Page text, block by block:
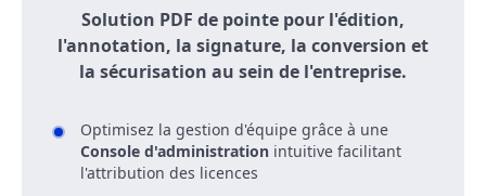
Solution PDF de pointe pour l'édition,
l'annotation, la signature, la conversion et
la sécurisation au sein de l'entreprise.
Optimisez la gestion d'équipe grâce à une
Console d'administration intuitive facilitant
l'attribution des licences